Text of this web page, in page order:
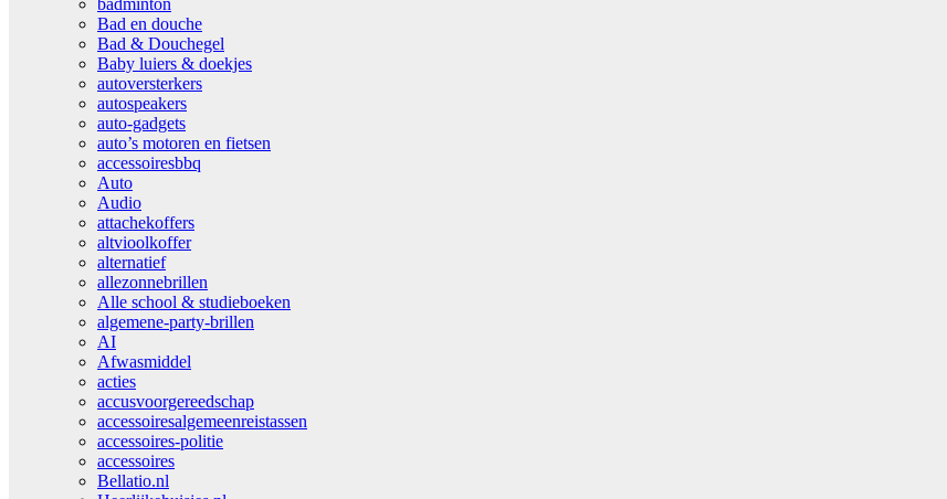
badminton
Bad en douche
Bad & Douchegel
Baby luiers & doekjes
autoversterkers
autospeakers
auto-gadgets
auto’s motoren en fietsen
accessoiresbbq
Auto
Audio
attachekoffers
altvioolkoffer
alternatief
allezonnebrillen
Alle school & studieboeken
algemene-party-brillen
AI
Afwasmiddel
acties
accusvoorgereedschap
accessoiresalgemeenreistassen
accessoires-politie
accessoires
Bellatio.nl